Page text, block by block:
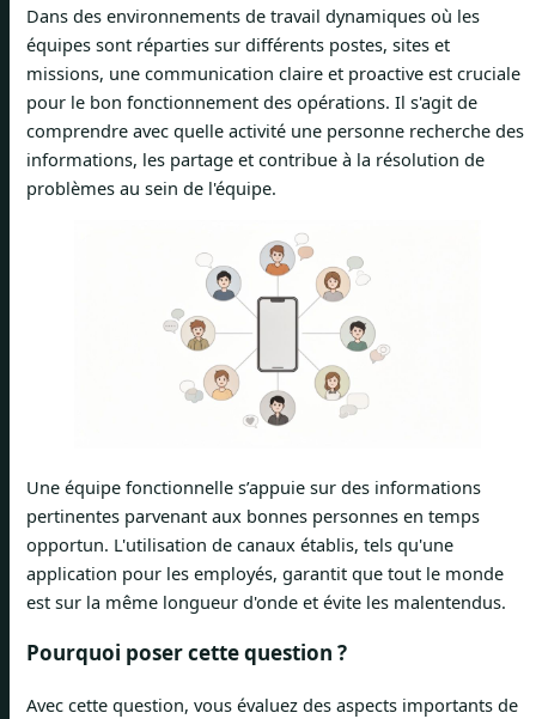
Dans des environnements de travail dynamiques où les
équipes sont réparties sur différents postes, sites et
missions, une communication claire et proactive est cruciale
pour le bon fonctionnement des opérations. Il s'agit de
comprendre avec quelle activité une personne recherche des
informations, les partage et contribue à la résolution de
problèmes au sein de l'équipe.
Une équipe fonctionnelle s’appuie sur des informations
pertinentes parvenant aux bonnes personnes en temps
opportun. L'utilisation de canaux établis, tels qu'une
application pour les employés, garantit que tout le monde
est sur la même longueur d'onde et évite les malentendus.
Pourquoi poser cette question ?
Avec cette question, vous évaluez des aspects importants de